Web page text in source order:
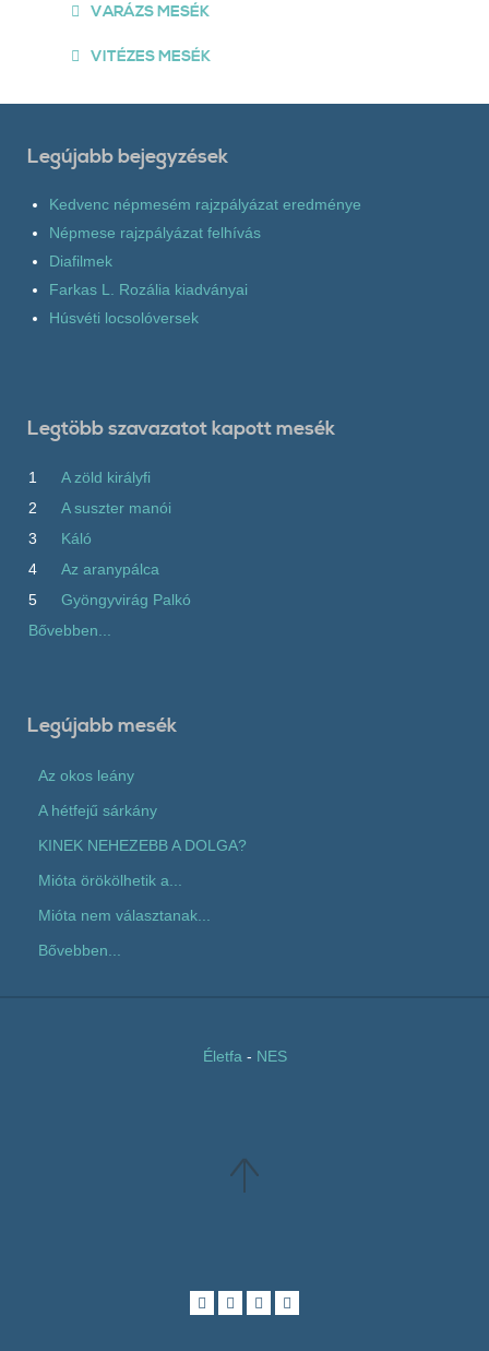
VARÁZS MESÉK
VITÉZES MESÉK
Legújabb bejegyzések
Kedvenc népmesém rajzpályázat eredménye
Népmese rajzpályázat felhívás
Diafilmek
Farkas L. Rozália kiadványai
Húsvéti locsolóversek
Legtöbb szavazatot kapott mesék
1
A zöld királyfi
2
A suszter manói
3
Káló
4
Az aranypálca
5
Gyöngyvirág Palkó
Bővebben...
Legújabb mesék
Az okos leány
A hétfejű sárkány
KINEK NEHEZEBB A DOLGA?
Mióta örökölhetik a...
Mióta nem választanak...
Bővebben...
Életfa - NES